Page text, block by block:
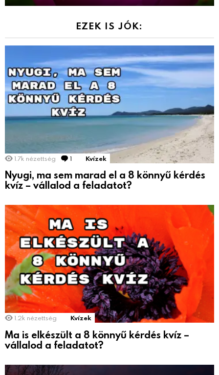
EZEK IS JÓK:
1.7k nézettség 1 Comment
Kvízek
Nyugi, ma sem marad el a 8 könnyű kérdés
kvíz – vállalod a feladatot?
1.2k nézettség Kvízek
Ma is elkészült a 8 könnyű kérdés kvíz –
vállalod a feladatot?